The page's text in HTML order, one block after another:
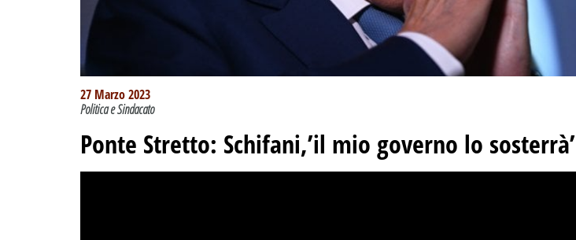
27 Marzo 2023
Politica e Sindacato
Ponte Stretto: Schifani,’il mio governo lo sosterrà’